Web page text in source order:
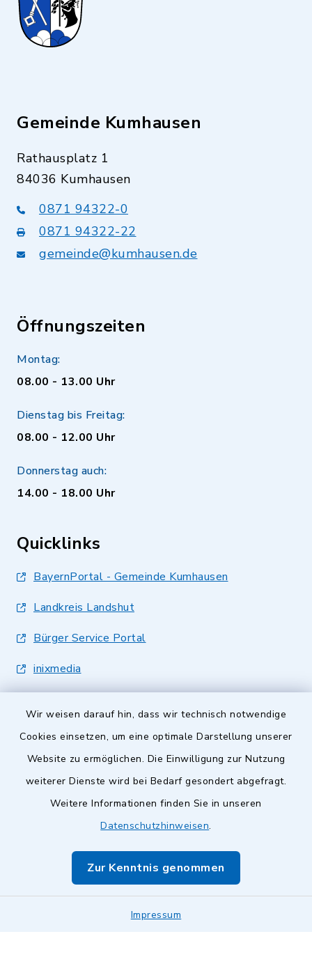
Wir weisen darauf hin, dass wir technisch notwendige
Cookies einsetzen, um eine optimale Darstellung unserer
Website zu ermöglichen. Die Einwilligung zur Nutzung
weiterer Dienste wird bei Bedarf gesondert abgefragt.
Weitere Informationen finden Sie in unseren
Datenschutzhinweisen.
Zur Kenntnis genommen
Impressum
Gemeinde Kumhausen
Rathausplatz 1
84036 Kumhausen
0871 94322-0
0871 94322-22
gemeinde@kumhausen.de
Öffnungszeiten
Montag:
08.00 - 13.00 Uhr
Dienstag bis Freitag:
08.00 - 12.00 Uhr
Donnerstag auch:
14.00 - 18.00 Uhr
Quicklinks
BayernPortal - Gemeinde Kumhausen
Landkreis Landshut
Bürger Service Portal
inixmedia
Barrierefreiheit
Impressum
Sitemap